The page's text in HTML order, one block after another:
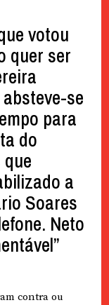
votou
quer ser
se
para
do
a
Soares
Neto
contra ou